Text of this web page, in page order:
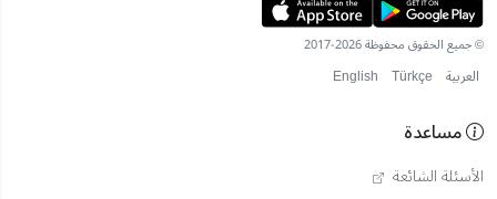
© جميع الحقوق محفوظة 2026-2017
العربية English Türkçe
مساعدة
الأسئلة الشائعة